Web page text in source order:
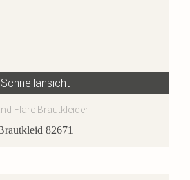
Schnellansicht
Flare Brautkleider
82671